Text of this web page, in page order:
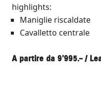
highlights:
Maniglie riscaldate
Cavalletto centrale
A partire da 9’995.– /